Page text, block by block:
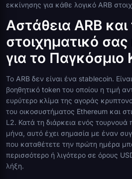
εκκίνησης για κάθε λογικό ARB
Αστάθεια ARB και
στοιχηματικό
για το Παγκόσμιο
Το ARB δεν είναι ένα stablecoin.
βοηθητικό token του οποίου η τιμή
ευρύτερο κλίμα της αγοράς
του οικοσυστήματος Ethereum και
L2. Κατά τη διάρκεια ενός τουρνουά
μήνα, αυτό έχει σημασία με έναν
που καταθέτετε την πρώτη ημέρα
περισσότερο ή λιγότερο σε όρους
λήξη.